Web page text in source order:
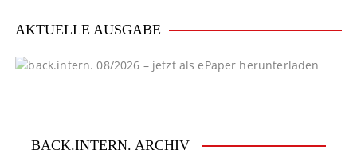
AKTUELLE AUSGABE
BACK.INTERN. ARCHIV